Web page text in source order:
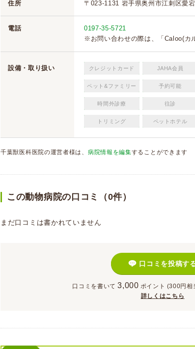
住所 〒023-1131 岩手県奥州市江刺区愛
電話
0197-35-5721
※お問い合わせの際は、「Caloo(カ
設備・取り扱い クレジットカード JAHA会員
ペット&ファミリー 予約可能
時間外診療 往診
トリミング ペットホテル
千葉獣医科医院の運営者様は、 病院情報を編集することができます
この動物病院の口コミ（0件）
まだ口コミは書かれていません
口コミを投稿す
口コミを書いて 3,000 ポイント (300円相
詳しくはこちら